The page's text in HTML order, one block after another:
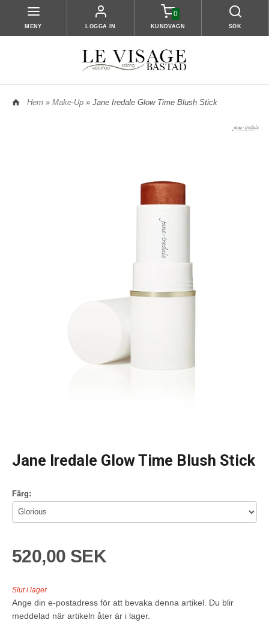
MENY LOGGA IN
0
KUNDVAGN SÖK
Hem » Make-Up » Jane Iredale Glow Time Blush Stick
Jane Iredale Glow Time Blush Stick
Färg:
520,00 SEK
Slut i lager
Ange din e-postadress för att bevaka denna artikel. Du blir
meddelad när artikeln åter är i lager.